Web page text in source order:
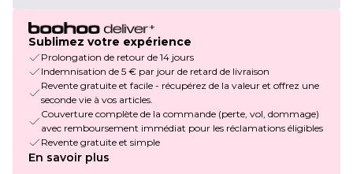
Sublimez votre expérience
Prolongation de retour de 14 jours
Indemnisation de 5 € par jour de retard de livraison
Revente gratuite et facile - récupérez de la valeur et offrez une
seconde vie à vos articles.
Couverture complète de la commande (perte, vol, dommage)
avec remboursement immédiat pour les réclamations éligibles
Revente gratuite et simple
En savoir plus